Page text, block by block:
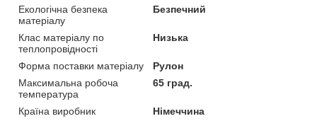
Екологічна безпека
матеріалу
Безпечний
Клас матеріалу по
теплопровідності
Низька
Форма поставки матеріалу
Рулон
Максимальна робоча
температура
65 град.
Країна виробник
Німеччина